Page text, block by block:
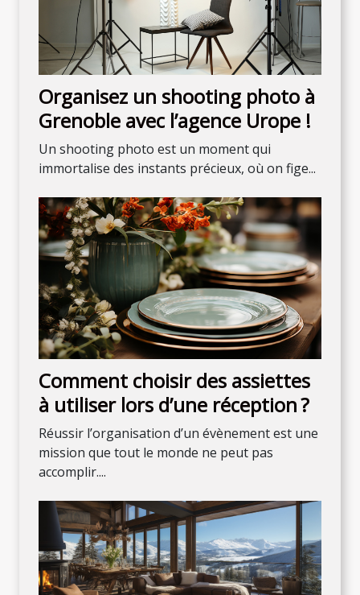
Organisez un shooting photo à
Grenoble avec l’agence Urope !
Un shooting photo est un moment qui
immortalise des instants précieux, où on fige...
Comment choisir des assiettes
à utiliser lors d’une réception ?
Réussir l’organisation d’un évènement est une
mission que tout le monde ne peut pas
accomplir....